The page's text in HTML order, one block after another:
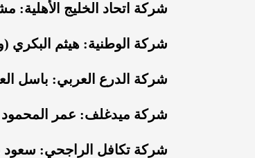
شركة اتحاد الخليج الأهلية: مشعل الشايع (و4
شركة الوطنية: هيثم البكري (و4 آخرين) - 14.2 مليون
شركة الدرع العربي: باسل العبدالكريم (و4
شركة ميدغلف: عمر المحمود (و4 آخرين) - 12.3 مليون
شركة تكافل الراجحي: سعود بن غنيم (و4 آخرين) -